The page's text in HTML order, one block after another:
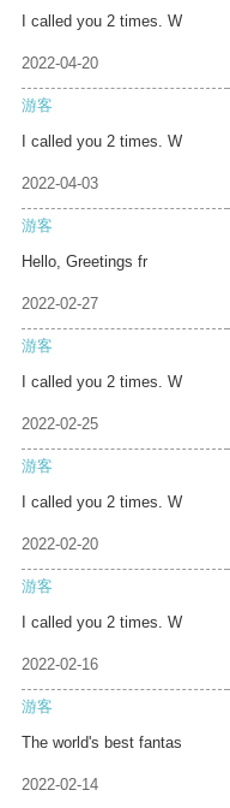
I called you 2 times. W
2022-04-20
游客
I called you 2 times. W
2022-04-03
游客
Hello, Greetings fr
2022-02-27
游客
I called you 2 times. W
2022-02-25
游客
I called you 2 times. W
2022-02-20
游客
I called you 2 times. W
2022-02-16
游客
The world's best fantas
2022-02-14